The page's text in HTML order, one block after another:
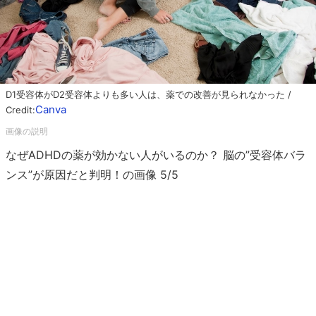
D1受容体がD2受容体よりも多い人は、薬での改善が見られなかった /
Credit:Canva
なぜADHDの薬が効かない人がいるのか？ 脳の”受容体バラ
ンス”が原因だと判明！の画像 5/5